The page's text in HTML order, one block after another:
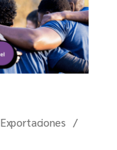
Exportaciones